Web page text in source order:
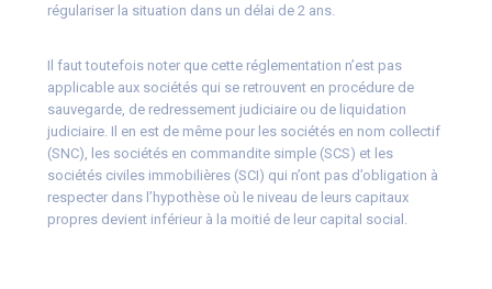
régulariser la situation dans un délai de 2 ans.
Il faut toutefois noter que cette réglementation n’est pas
applicable aux sociétés qui se retrouvent en procédure de
sauvegarde, de redressement judiciaire ou de liquidation
judiciaire. Il en est de même pour les sociétés en nom collectif
(SNC), les sociétés en commandite simple (SCS) et les
sociétés civiles immobilières (SCI) qui n’ont pas d’obligation à
respecter dans l’hypothèse où le niveau de leurs capitaux
propres devient inférieur à la moitié de leur capital social.